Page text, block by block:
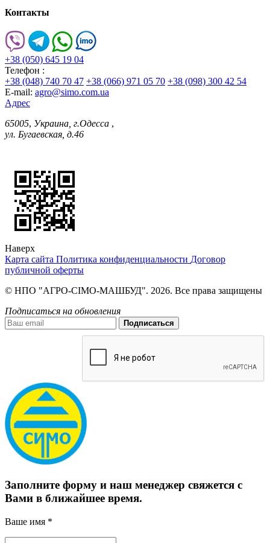
Контакты
+38 (050) 645 19 04
Телефон :
+38 (048) 740 70 47 +38 (066) 971 05 70 +38 (098) 300 42 54
E-mail: agro@simo.com.ua
Адрес
65005, Украина, г.Одесса ,
ул. Бугаевская, д.46
Наверх
Карта сайта Политика конфиденциальности Договор
публичной оферты
© НПО "АГРО-СІМО-МАШБУД". 2026. Все права защищены
Подписаться на обновления
Подписаться
Заполните форму и наш менеджер свяжется с
Вами в ближайшее время.
Ваше имя *